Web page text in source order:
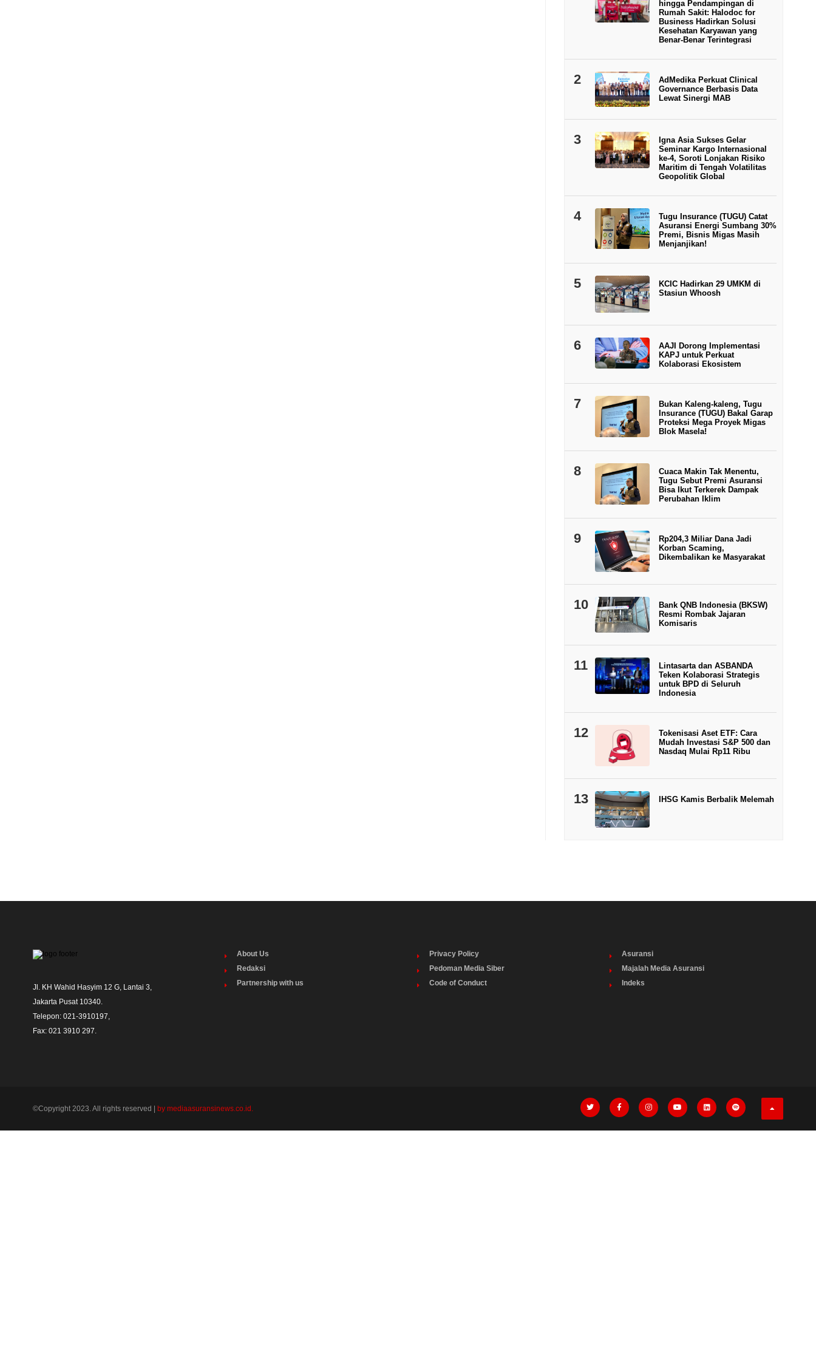
hingga Pendampingan di
Rumah Sakit: Halodoc for
Business Hadirkan Solusi
Kesehatan Karyawan yang
Benar-Benar Terintegrasi
2
AdMedika Perkuat Clinical
Governance Berbasis Data
Lewat Sinergi MAB
3
Igna Asia Sukses Gelar
Seminar Kargo Internasional
ke-4, Soroti Lonjakan Risiko
Maritim di Tengah Volatilitas
Geopolitik Global
4
Tugu Insurance (TUGU) Catat
Asuransi Energi Sumbang 30%
Premi, Bisnis Migas Masih
Menjanjikan!
5
KCIC Hadirkan 29 UMKM di
Stasiun Whoosh
6
AAJI Dorong Implementasi
KAPJ untuk Perkuat
Kolaborasi Ekosistem
7
Bukan Kaleng-kaleng, Tugu
Insurance (TUGU) Bakal Garap
Proteksi Mega Proyek Migas
Blok Masela!
8
Cuaca Makin Tak Menentu,
Tugu Sebut Premi Asuransi
Bisa Ikut Terkerek Dampak
Perubahan Iklim
9
Rp204,3 Miliar Dana Jadi
Korban Scaming,
Dikembalikan ke Masyarakat
10
Bank QNB Indonesia (BKSW)
Resmi Rombak Jajaran
Komisaris
11
Lintasarta dan ASBANDA
Teken Kolaborasi Strategis
untuk BPD di Seluruh
Indonesia
12
Tokenisasi Aset ETF: Cara
Mudah Investasi S&P 500 dan
Nasdaq Mulai Rp11 Ribu
13 IHSG Kamis Berbalik Melemah
Jl. KH Wahid Hasyim 12 G, Lantai 3,
Jakarta Pusat 10340.
Telepon: 021-3910197,
Fax: 021 3910 297.
About Us
Redaksi
Partnership with us
Privacy Policy
Pedoman Media Siber
Code of Conduct
Asuransi
Majalah Media Asuransi
Indeks
©Copyright 2023. All rights reserved | by mediaasuransinews.co.id.